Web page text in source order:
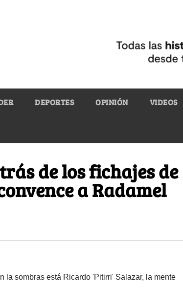
DEPORTES OPINIÓN VIDEOS
de los fichajes de
a Radamel
la sombras está Ricardo 'Pitirri' Salazar, la mente